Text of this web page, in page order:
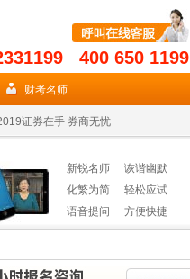
400 650 1199
财考名师
2019年期货从业名师授课高效省时
证券在手 券商无忧
年期货从业名师授课高效省时
证券在手 券商无忧
新锐名师
诙谐幽默
化繁为简
轻松应试
语音提问
方便快捷